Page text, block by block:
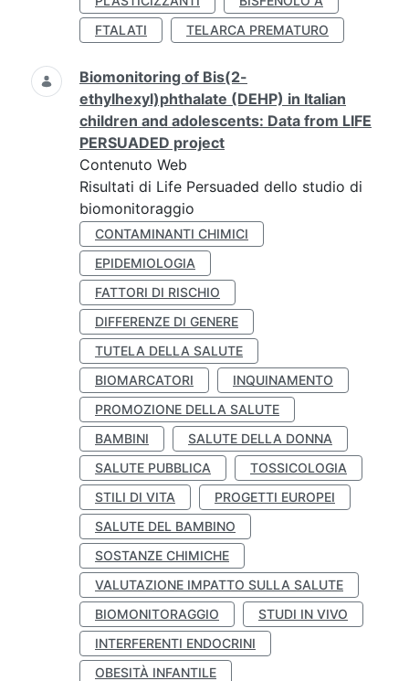
FTALATI
TELARCA PREMATURO
Biomonitoring of Bis(2-
ethylhexyl)phthalate (DEHP) in Italian
children and adolescents: Data from LIFE
PERSUADED project
Contenuto Web
Risultati di Life Persuaded dello studio di
biomonitoraggio
CONTAMINANTI CHIMICI
EPIDEMIOLOGIA
FATTORI DI RISCHIO
DIFFERENZE DI GENERE
TUTELA DELLA SALUTE
BIOMARCATORI
INQUINAMENTO
PROMOZIONE DELLA SALUTE
BAMBINI
SALUTE DELLA DONNA
SALUTE PUBBLICA
TOSSICOLOGIA
STILI DI VITA
PROGETTI EUROPEI
SALUTE DEL BAMBINO
SOSTANZE CHIMICHE
VALUTAZIONE IMPATTO SULLA SALUTE
BIOMONITORAGGIO
STUDI IN VIVO
INTERFERENTI ENDOCRINI
OBESITÀ INFANTILE